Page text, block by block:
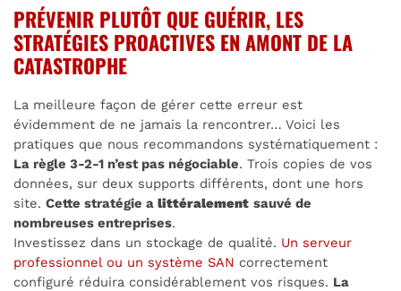
PRÉVENIR PLUTÔT QUE GUÉRIR, LES
STRATÉGIES PROACTIVES EN AMONT DE LA
CATASTROPHE
La meilleure façon de gérer cette erreur est
évidemment de ne jamais la rencontrer… Voici les
pratiques que nous recommandons systématiquement :
La règle 3-2-1 n’est pas négociable. Trois copies de vos
données, sur deux supports différents, dont une hors
site. Cette stratégie a littéralement sauvé de
nombreuses entreprises.
Investissez dans un stockage de qualité. Un serveur
professionnel ou un système SAN correctement
configuré réduira considérablement vos risques. La